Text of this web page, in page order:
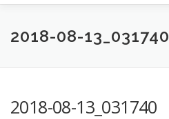
首頁 紡織系列 印刷系列
2018-08-13_031740
2018-08-13_031740